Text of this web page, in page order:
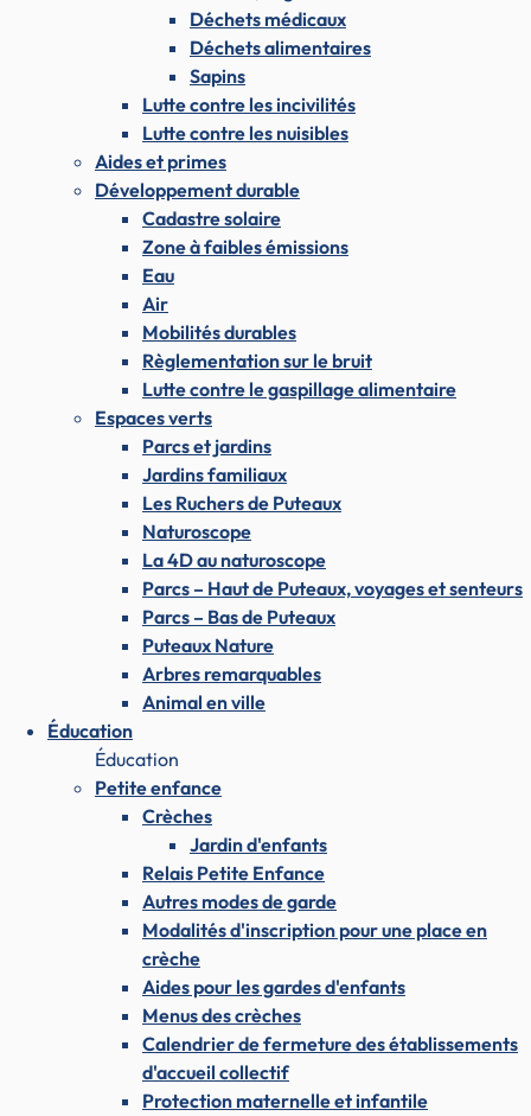
Déchets médicaux
Déchets alimentaires
Sapins
Lutte contre les incivilités
Lutte contre les nuisibles
Aides et primes
Développement durable
Cadastre solaire
Zone à faibles émissions
Eau
Air
Mobilités durables
Règlementation sur le bruit
Lutte contre le gaspillage alimentaire
Espaces verts
Parcs et jardins
Jardins familiaux
Les Ruchers de Puteaux
Naturoscope
La 4D au naturoscope
Parcs – Haut de Puteaux, voyages et senteurs
Parcs – Bas de Puteaux
Puteaux Nature
Arbres remarquables
Animal en ville
Éducation
Éducation
Petite enfance
Crèches
Jardin d'enfants
Relais Petite Enfance
Autres modes de garde
Modalités d'inscription pour une place en
crèche
Aides pour les gardes d'enfants
Menus des crèches
Calendrier de fermeture des établissements
d'accueil collectif
Protection maternelle et infantile